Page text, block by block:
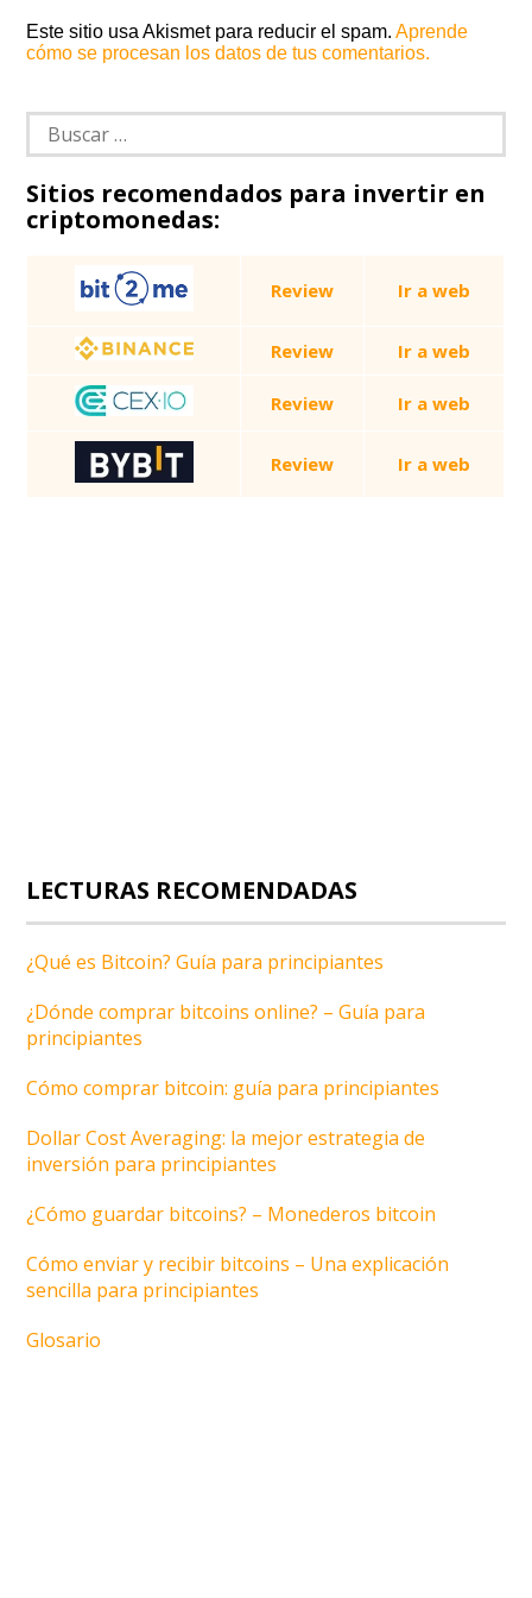
Este sitio usa Akismet para reducir el spam.Aprende
cómo se procesan los datos de tus comentarios.
Buscar:
Sitios recomendados para invertir en
criptomonedas:
Review Ir a web
Review Ir a web
Review Ir a web
Review Ir a web
LECTURAS RECOMENDADAS
¿Qué es Bitcoin? Guía para principiantes
¿Dónde comprar bitcoins online? – Guía para
principiantes
Cómo comprar bitcoin: guía para principiantes
Dollar Cost Averaging: la mejor estrategia de
inversión para principiantes
¿Cómo guardar bitcoins? – Monederos bitcoin
Cómo enviar y recibir bitcoins – Una explicación
sencilla para principiantes
Glosario